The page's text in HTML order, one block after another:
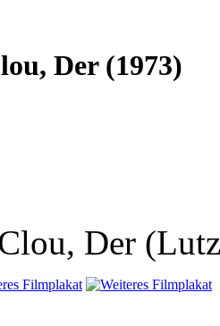
Der (1973)
Der